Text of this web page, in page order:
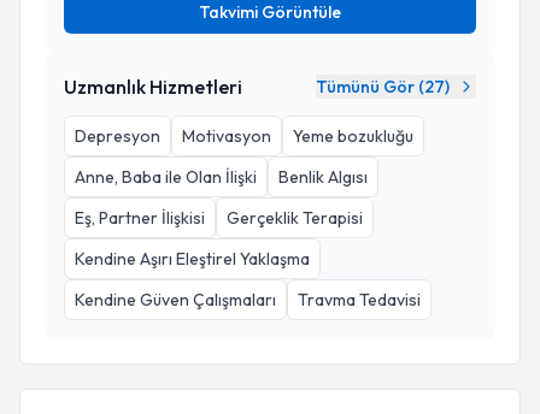
Takvimi Görüntüle
Uzmanlık Hizmetleri Tümünü Gör (27)
Depresyon Motivasyon
Yeme bozukluğu
Anne, Baba ile Olan İlişki
Benlik Algısı
Eş, Partner İlişkisi
Gerçeklik Terapisi
Kendine Aşırı Eleştirel Yaklaşma
Kendine Güven Çalışmaları
Travma Tedavisi